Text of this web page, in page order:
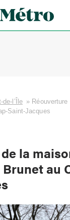
de-l’Île »
Saint-Jacques
la
au